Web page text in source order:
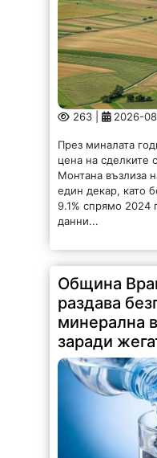
263 | 2026-
През миналата
цена на сделките
Монтана възлиза
един декар, като
9.1% спрямо 2024
данни...
Община
раздава
минерална
заради